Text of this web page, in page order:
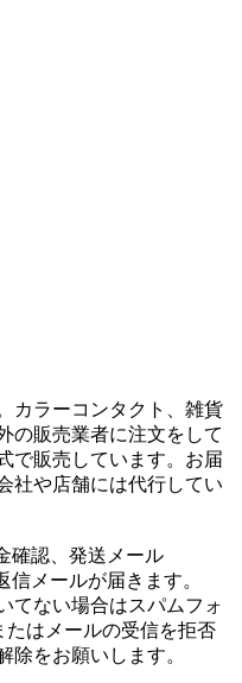
カラーコンタクト、雑貨
の販売業者に注文をして
で販売しています。お届
社や店舗には代行してい
確認、発送メール
メールが届きます。
てない場合はスパムフォ
たはメールの受信を拒否
除をお願いします。